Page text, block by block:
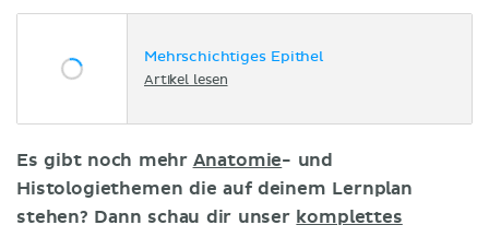
Mehrschichtiges Epithel
Artikel lesen
Es gibt noch mehr Anatomie- und
Histologiethemen die auf deinem Lernplan
stehen? Dann schau dir unser komplettes